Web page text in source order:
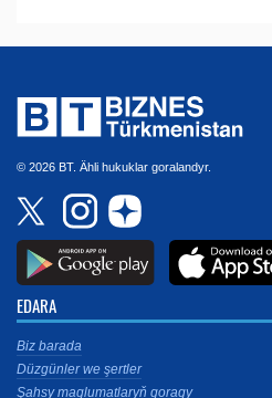
© 2026 BT. Ähli hukuklar goralandyr.
EDARA
Biz barada
Düzgünler we şertler
Şahsy maglumatlaryň goragy